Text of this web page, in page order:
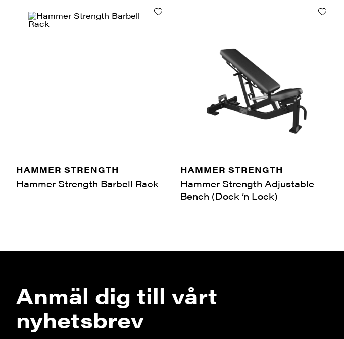
HAMMER STRENGTH
Hammer Strength Barbell Rack
HAMMER STRENGTH
Hammer Strength Adjustable
Bench (Dock ’n Lock)
Anmäl dig till vårt
nyhetsbrev